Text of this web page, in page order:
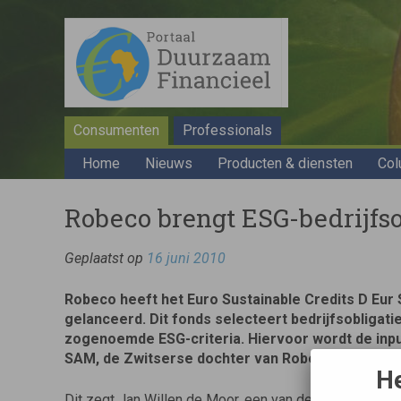
Consumenten
Professionals
Home
Nieuws Producten & diensten
Robeco brengt ESG-
Geplaatst op 16 juni 2010
Robeco heeft het Euro Sustainable Credits D Eur
gelanceerd. Dit fonds selecteert
zogenoemde ESG-criteria. Hiervoor wordt de
SAM, de Zwitserse dochter van Robeco.